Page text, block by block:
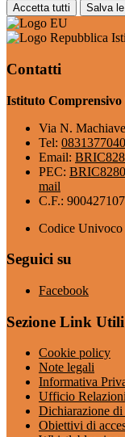
Accetta tutti Salva
Contatti
Istituto Comprensivo
Via N.
Tel: 0831377040
Email:
PEC:
mail
C.F.:
Codice
Seguici su
Facebook
Sezione Link Utili
Cookie policy
Note legali
Informativa
Ufficio
Dichiarazione di
Obiettivi di